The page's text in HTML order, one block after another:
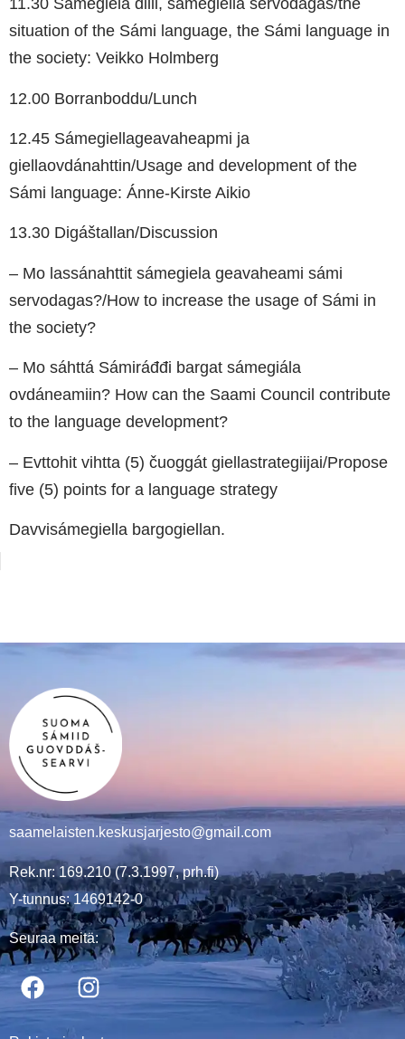
11.30 Sámegiela dilli, sámegiella servodagas/the
situation of the Sámi language, the Sámi language in
the society: Veikko Holmberg
12.00 Borranboddu/Lunch
12.45 Sámegiellageavaheapmi ja
giellaovdánahttin/Usage and development of the
Sámi language: Ánne-Kirste Aikio
13.30 Digáštallan/Discussion
– Mo lassánahttit sámegiela geavaheami sámi
servodagas?/How to increase the usage of Sámi in
the society?
– Mo sáhttá Sámiráđđi bargat sámegiála
ovdáneamiin? How can the Saami Council contribute
to the language development?
– Evttohit vihtta (5) čuoggát giellastrategiijai/Propose
five (5) points for a language strategy
Davvisámegiella bargogiellan.
saamelaisten.keskusjarjesto@gmail.com
Rek.nr: 169.210 (7.3.1997, prh.fi)
Y-tunnus: 1469142-0
Seuraa meitä: